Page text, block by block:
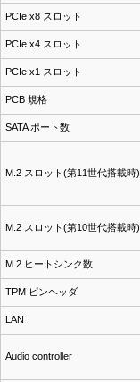
PCIe x8 スロット
PCIe x4 スロット
PCIe x1 スロット
PCB 規格
SATA ポート数
M.2 スロット(第11世代搭載時)
M.2 スロット(第10世代搭載時)
M.2 ヒートシンク数
TPM ピンヘッダ
LAN
Audio controller